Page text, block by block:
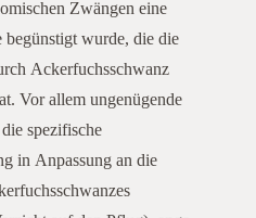
Zwängen eine
begünstigt wurde, die die
Ackerfuchsschwanz
Vor allem ungenügende
spezifische
in Anpassung an die